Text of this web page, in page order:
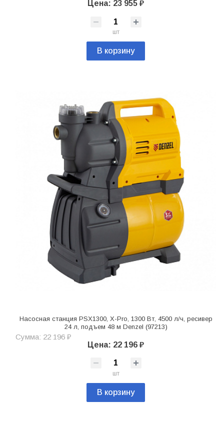
Цена: 23 955 ₽
шт
В корзину
Насосная станция PSХ1300, Х-Pro, 1300 Вт, 4500 л/ч, ресивер
24 л, подъем 48 м Denzel (97213)
Сумма: 22 196 ₽
Цена: 22 196 ₽
шт
В корзину